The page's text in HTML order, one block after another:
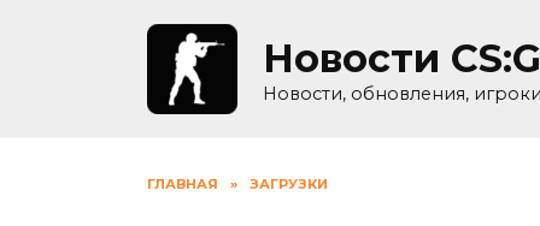
Новости
Новости, обновления,
ГЛАВНАЯ » ЗАГРУЗКИ